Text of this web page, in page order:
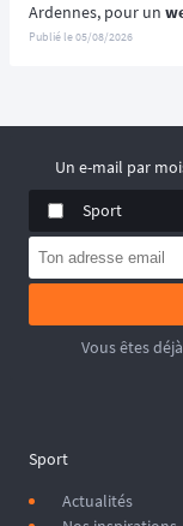
Ardennes, pour un
motos enduro, trail
📆 Prochaines
Publié le05/08/2026
Un e-mail par
Sport
Vous êtes
Sport
Actualités